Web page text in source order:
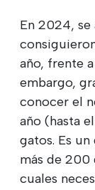
En 2024,
año, frente
embargo,
conocer el
año (hasta
gatos. Es
más de 200
cuales